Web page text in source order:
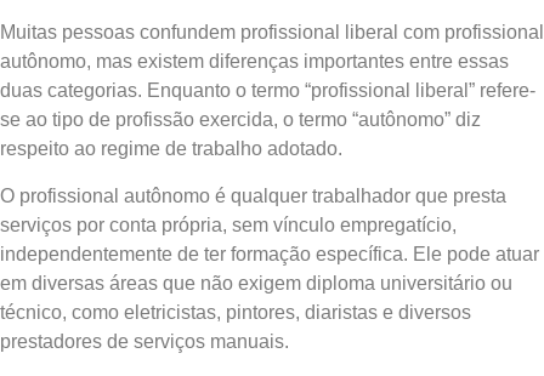
Muitas pessoas confundem profissional liberal com profissional
autônomo, mas existem diferenças importantes entre essas
duas categorias. Enquanto o termo “profissional liberal” refere-
se ao tipo de profissão exercida, o termo “autônomo” diz
respeito ao regime de trabalho adotado.
O profissional autônomo é qualquer trabalhador que presta
serviços por conta própria, sem vínculo empregatício,
independentemente de ter formação específica. Ele pode atuar
em diversas áreas que não exigem diploma universitário ou
técnico, como eletricistas, pintores, diaristas e diversos
prestadores de serviços manuais.